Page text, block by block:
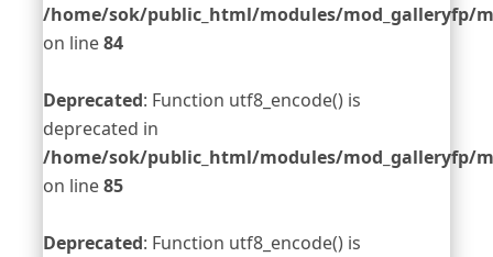
/home/sok/public_html/modules/mod_galleryfp/
on line84
Deprecated: Function utf8_encode() is
deprecated in
/home/sok/public_html/modules/mod_galleryfp/
on line85
Deprecated: Function utf8_encode() is